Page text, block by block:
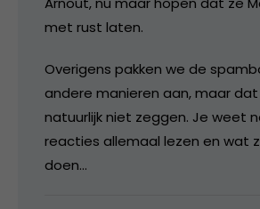
met rust laten.
Overigens pakken we de
andere manieren aan, maar
natuurlijk niet zeggen. Je weet
reacties allemaal lezen en wat
doen…